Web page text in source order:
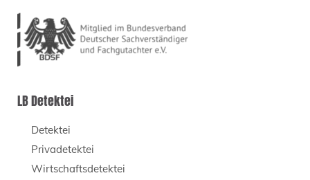
LB Detektei
Detektei
Privadetektei
Wirtschaftsdetektei